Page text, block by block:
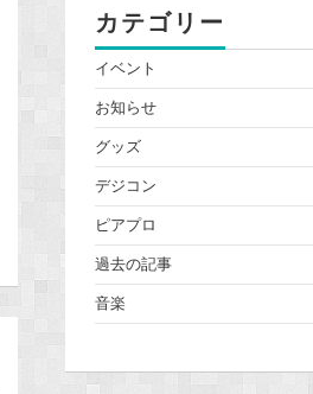
カテゴリー
イベント
お知らせ
グッズ
デジコン
ピアプロ
過去の記事
音楽